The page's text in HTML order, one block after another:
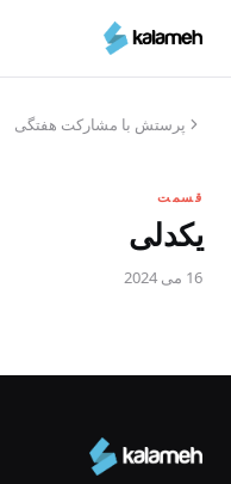
محتوای
پرستش با مشارکت هفتگی
قسمت
یکدلی
16 می 2024